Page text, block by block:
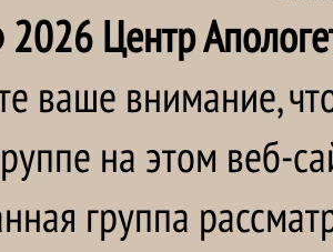
Центр
ваше внимание,
на этом веб-
группа